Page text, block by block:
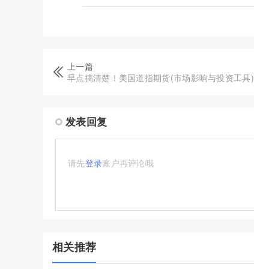
上一篇
早点搞清楚！美国道指期货(市场影响与投资工具)
发表回复
请先登录账户再评论哦
相关推荐